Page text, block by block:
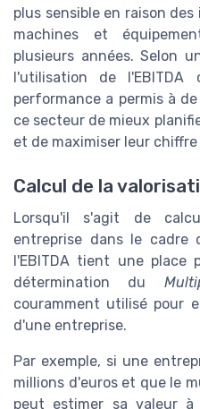
plus sensible en raison
machines et
plusieurs années. Selon
l'utilisation de
performance a permis à
ce secteur de mieux
et de maximiser leur
Calcul de la
Lorsqu'il s'agit de
entreprise dans le cadre
l'EBITDA tient une place
détermination du
couramment utilisé pour
d'une entreprise.
Par exemple, si une
millions d'euros et que le
peut estimer sa valeur